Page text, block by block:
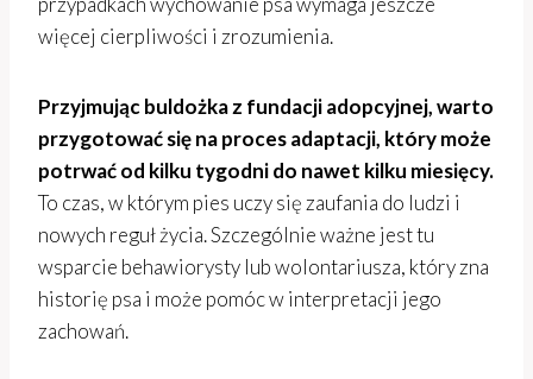
więcej cierpliwości i zrozumienia.
Przyjmując buldożka z fundacji adopcyjnej, warto
przygotować się na proces adaptacji, który może
potrwać od kilku tygodni do nawet kilku miesięcy.
To czas, w którym pies uczy się zaufania do ludzi i
nowych reguł życia. Szczególnie ważne jest tu
wsparcie behawiorysty lub wolontariusza, który zna
historię psa i może pomóc w interpretacji jego
zachowań.